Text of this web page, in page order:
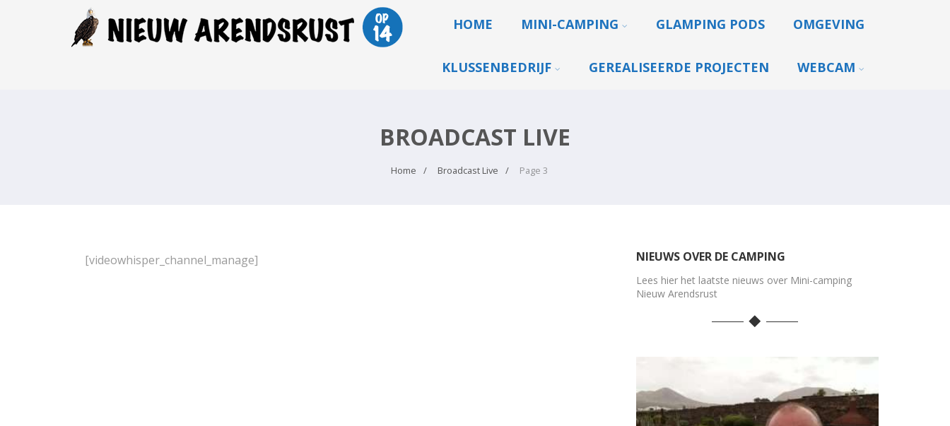
HOME MINI-CAMPING GLAMPING PODS OMGEVING
KLUSSENBEDRIJF GEREALISEERDE PROJECTEN WEBCAM
BROADCAST LIVE
Home Broadcast Live Page 3
[videowhisper_channel_manage] NIEUWS OVER DE CAMPING
Lees hier het laatste nieuws over Mini-camping
Nieuw Arendsrust